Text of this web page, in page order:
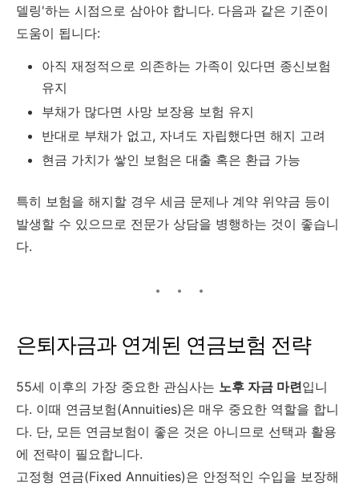
델링'하는 시점으로 삼아야 합니다. 다음과 같은 기준이
도움이 됩니다:
아직 재정적으로 의존하는 가족이 있다면 종신보험
유지
부채가 많다면 사망 보장용 보험 유지
반대로 부채가 없고, 자녀도 자립했다면 해지 고려
현금 가치가 쌓인 보험은 대출 혹은 환급 가능
특히 보험을 해지할 경우 세금 문제나 계약 위약금 등이
발생할 수 있으므로 전문가 상담을 병행하는 것이 좋습니
다.
은퇴자금과 연계된 연금보험 전략
55세 이후의 가장 중요한 관심사는 노후 자금 마련입니
다. 이때 연금보험(Annuities)은 매우 중요한 역할을 합니
다. 단, 모든 연금보험이 좋은 것은 아니므로 선택과 활용
에 전략이 필요합니다.
고정형 연금(Fixed Annuities)은 안정적인 수입을 보장해